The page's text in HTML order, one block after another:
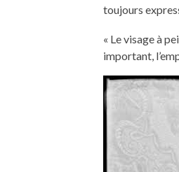
toujours
« Le visage à
important,